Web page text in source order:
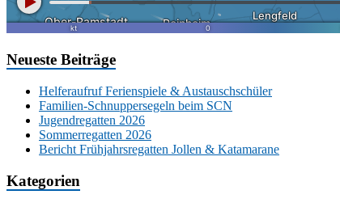
Neueste Beiträge
Helferaufruf Ferienspiele & Austauschschüler
Familien-Schnuppersegeln beim SCN
Jugendregatten 2026
Sommerregatten 2026
Bericht Frühjahrsregatten Jollen & Katamarane
Kategorien